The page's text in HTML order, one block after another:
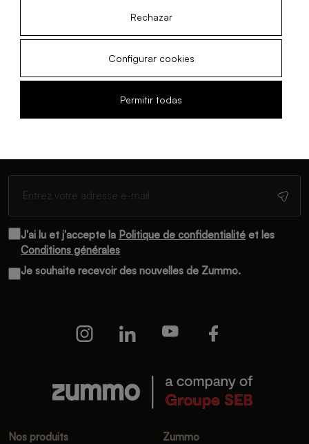
Nos produits Zummo
Bulletin d'information
J'ai lu et j'accepte la Politique de confidentialité et les
Conditions générales
Je souhaite recevoir des nouvelles de Zummo.
Rechazar
Configurar cookies
Permitir todas